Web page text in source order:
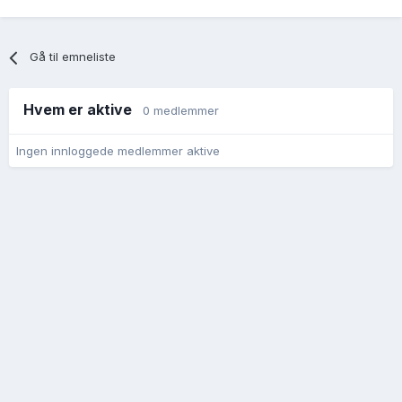
Gå til emneliste
Hvem er aktive 0 medlemmer
Ingen innloggede medlemmer aktive